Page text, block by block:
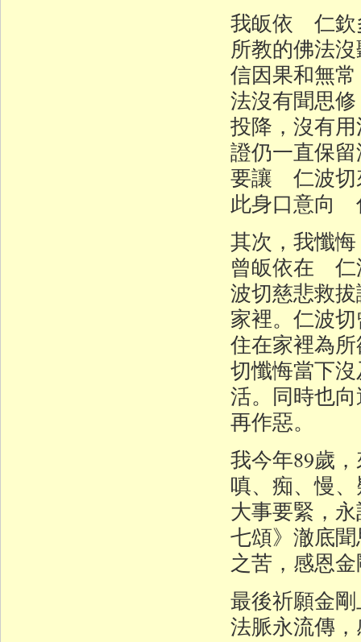
我皈依 仁欽
所教的佛法
信因果和無
法沒有聞思
投降，沒有
證仍一直保
要讓 仁波切
此身口意向
其次，我懺
曾皈依在 仁
波切慈悲救
家裡。仁波
住在家裡為
切懺悔當下
活。同時也
再作惡。
我今年89歲
嗔、痴、慢
大事要緊，
七頌》澈底
之苦，感恩
最後祈願金
法脈永流傳